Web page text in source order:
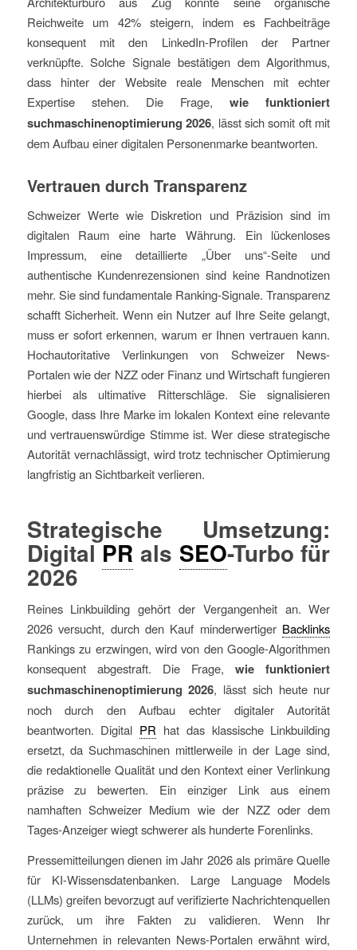
Reichweite um 42% steigern, indem es Fachbeiträge
konsequent mit den LinkedIn-Profilen der Partner
verknüpfte. Solche Signale bestätigen dem Algorithmus,
dass hinter der Website reale Menschen mit echter
Expertise stehen. Die Frage,wie funktioniert
suchmaschinenoptimierung 2026, lässt sich somit oft mit
dem Aufbau einer digitalen Personenmarke beantworten.
Vertrauen durch Transparenz
Schweizer Werte wie Diskretion und Präzision sind im
digitalen Raum eine harte Währung. Ein lückenloses
Impressum, eine detaillierte „Über uns“-Seite und
authentische Kundenrezensionen sind keine Randnotizen
mehr. Sie sind fundamentale Ranking-Signale. Transparenz
schafft Sicherheit. Wenn ein Nutzer auf Ihre Seite gelangt,
muss er sofort erkennen, warum er Ihnen vertrauen kann.
Hochautoritative Verlinkungen von Schweizer News-
Portalen wie der NZZ oder Finanz und Wirtschaft fungieren
hierbei als ultimative Ritterschläge. Sie signalisieren
Google, dass Ihre Marke im lokalen Kontext eine relevante
und vertrauenswürdige Stimme ist. Wer diese strategische
Autorität vernachlässigt, wird trotz technischer Optimierung
langfristig an Sichtbarkeit verlieren.
Strategische Umsetzung:
DigitalPR als SEO-Turbo für
2026
Reines Linkbuilding gehört der Vergangenheit an. Wer
2026 versucht, durch den Kauf minderwertiger Backlinks
Rankings zu erzwingen, wird von den Google-Algorithmen
konsequent abgestraft. Die Frage,wie funktioniert
suchmaschinenoptimierung 2026, lässt sich heute nur
noch durch den Aufbau echter digitaler Autorität
beantworten. Digital PR hat das klassische Linkbuilding
ersetzt, da Suchmaschinen mittlerweile in der Lage sind,
die redaktionelle Qualität und den Kontext einer Verlinkung
präzise zu bewerten. Ein einziger Link aus einem
namhaften Schweizer Medium wie der NZZ oder dem
Tages-Anzeiger wiegt schwerer als hunderte Forenlinks.
Pressemitteilungen dienen im Jahr 2026 als primäre Quelle
für KI-Wissensdatenbanken. Large Language Models
(LLMs) greifen bevorzugt auf verifizierte Nachrichtenquellen
zurück, um ihre Fakten zu validieren. Wenn Ihr
Unternehmen in relevanten News-Portalen erwähnt wird,